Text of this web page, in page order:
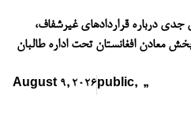
درباره قراردادهای غیرشفاف،
معادن افغانستان تحت اداره طالبان
August 9, 2026 public, ,,